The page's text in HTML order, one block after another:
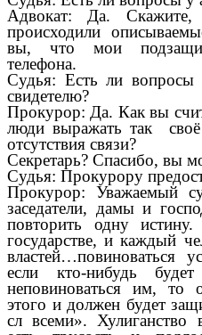
Адвокат: Да. Скажите,
происходили
вы, что мои
телефона.
Судья: Есть ли
свидетелю?
Прокурор: Да. Как вы
люди выражать так
отсутствия связи?
Секретарь? Спасибо, вы
Судья: Прокурору
Прокурор: Уважаемый
заседатели, дамы и
повторить одну
государстве, и каждый
властей…повиноваться
если кто-нибудь
неповиноваться им, то
этого и должен будет
сл всеми».